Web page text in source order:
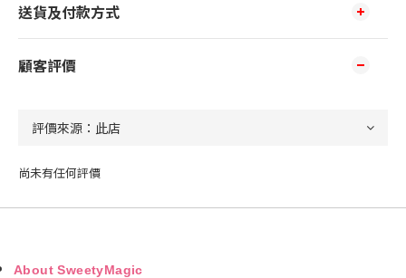
送貨及付款方式
顧客評價
尚未有任何評價
About SweetyMagic